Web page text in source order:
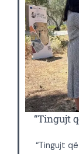
“Tingujt
“Tingujt